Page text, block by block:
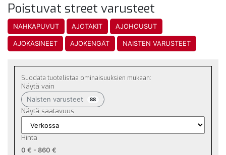
Poistuvat street varusteet
NAHKAPUVUT AJOTAKIT AJOHOUSUT
AJOKÄSINEET AJOKENGÄT NAISTEN VARUSTEET
Suodata tuotelistaa ominaisuuksien mukaan:
Näytä vain
Naisten varusteet 88
Näytä saatavuus
Hinta
0 € - 860 €